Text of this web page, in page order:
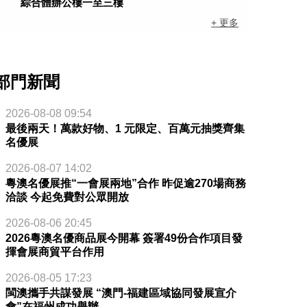
+ 更多
門新聞
2026-08-08 09:54
最後兩天！萬款好物、1 元限定、百萬元抽獎齊集
名優展
2026-08-07 14:02
粵澳名優展推“一會展兩地”合作 昨促逾270場商務
洽談 今起免費對公眾開放
2026-08-06 20:45
2026粵澳名優商品展今開幕 簽署49份合作項目發
揮會展商貿平台作用
2026-08-05 17:23
閩澳攜手共謀發展 “澳門-福建區域協同發展宣介